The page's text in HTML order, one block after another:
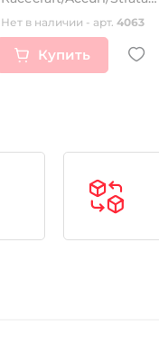
Anti-Fog Silver Mirror
(51002-008-02)
Нет в наличии - арт. 4063
Купить